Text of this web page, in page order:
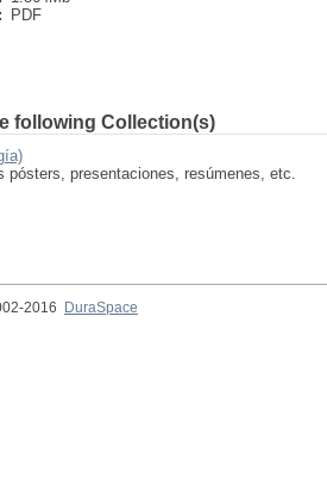
PDF
following Collection(s)
pósters, presentaciones, resúmenes, etc.
2016
DuraSpace